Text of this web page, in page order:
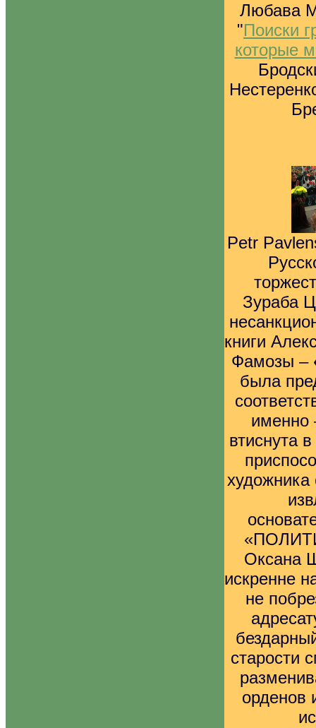
Любава
"Поиски
которые
Petr
Зураба
книги
Фамозы –
была
именно
втиснута
художника
Оксана
искренне
не
старости
орденов